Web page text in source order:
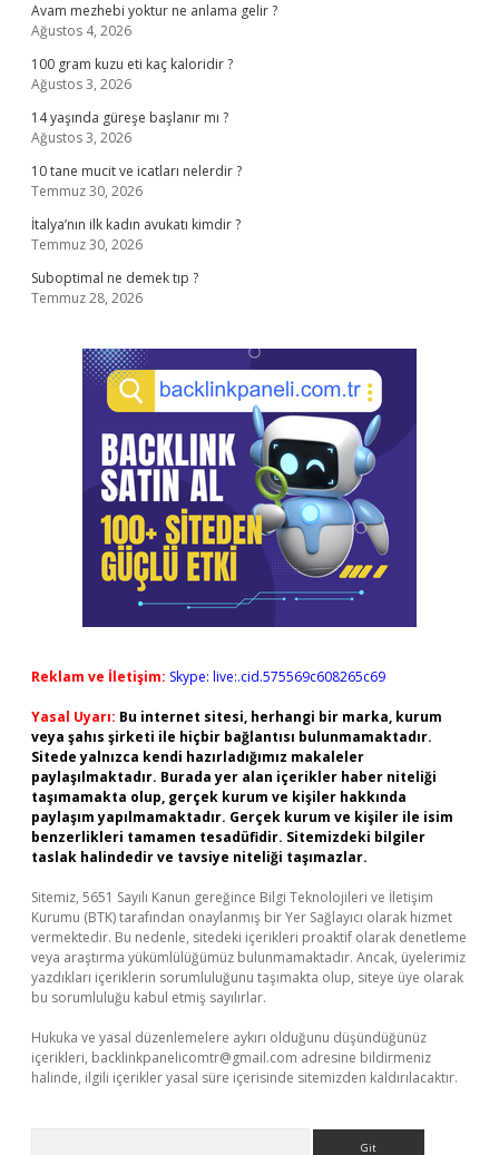
Avam mezhebi yoktur ne anlama gelir ?
Ağustos 4, 2026
100 gram kuzu eti kaç kaloridir ?
Ağustos 3, 2026
14 yaşında güreşe başlanır mı ?
Ağustos 3, 2026
10 tane mucit ve icatları nelerdir ?
Temmuz 30, 2026
İtalya’nın ilk kadın avukatı kimdir ?
Temmuz 30, 2026
Suboptimal ne demek tıp ?
Temmuz 28, 2026
Reklam ve İletişim: Skype: live:.cid.575569c608265c69
Yasal Uyarı: Bu internet sitesi, herhangi bir marka, kurum
veya şahıs şirketi ile hiçbir bağlantısı bulunmamaktadır.
Sitede yalnızca kendi hazırladığımız makaleler
paylaşılmaktadır. Burada yer alan içerikler haber niteliği
taşımamakta olup, gerçek kurum ve kişiler hakkında
paylaşım yapılmamaktadır. Gerçek kurum ve kişiler ile isim
benzerlikleri tamamen tesadüfidir. Sitemizdeki bilgiler
taslak halindedir ve tavsiye niteliği taşımazlar.
Sitemiz, 5651 Sayılı Kanun gereğince Bilgi Teknolojileri ve İletişim
Kurumu (BTK) tarafından onaylanmış bir Yer Sağlayıcı olarak hizmet
vermektedir. Bu nedenle, sitedeki içerikleri proaktif olarak denetleme
veya araştırma yükümlülüğümüz bulunmamaktadır. Ancak, üyelerimiz
yazdıkları içeriklerin sorumluluğunu taşımakta olup, siteye üye olarak
bu sorumluluğu kabul etmiş sayılırlar.
Hukuka ve yasal düzenlemelere aykırı olduğunu düşündüğünüz
içerikleri, backlinkpanelicomtr@gmail.com adresine bildirmeniz
halinde, ilgili içerikler yasal süre içerisinde sitemizden kaldırılacaktır.